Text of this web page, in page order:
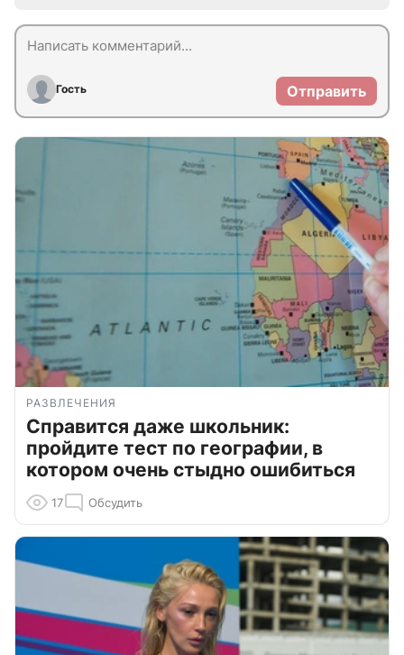
Гость Отправить
РАЗВЛЕЧЕНИЯ
Справится даже школьник:
пройдите тест по географии, в
котором очень стыдно ошибиться
17 Обсудить